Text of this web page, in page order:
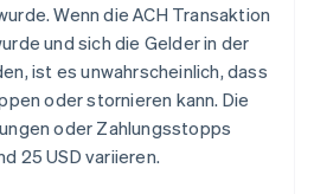
Wenn die ACH Transaktion
und sich die Gelder in der
ist es unwahrscheinlich, dass
oder stornieren kann. Die
oder Zahlungsstopps
25 USD variieren.